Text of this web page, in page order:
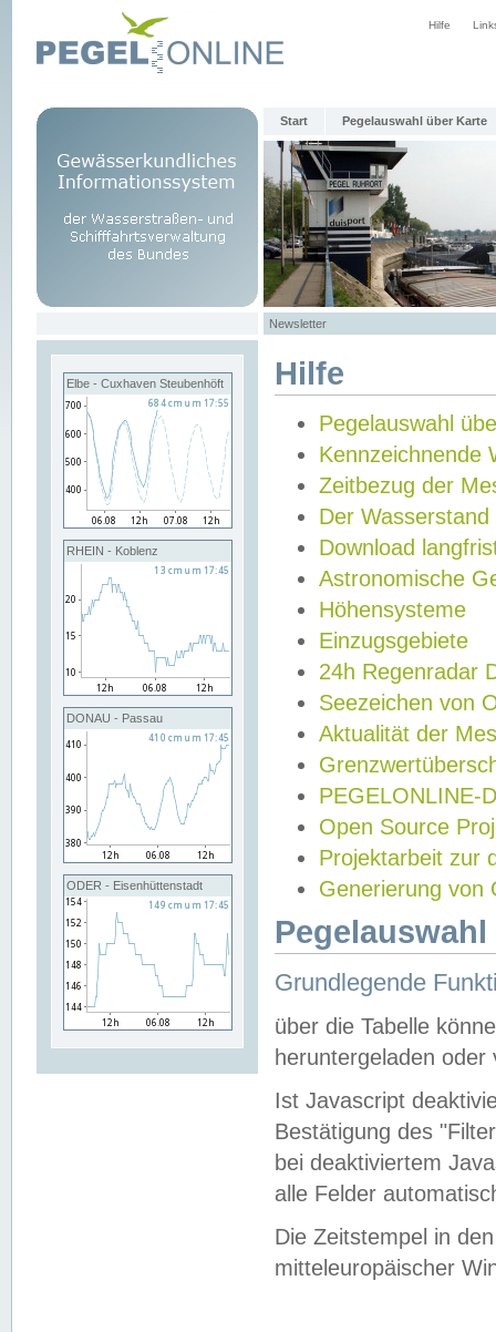
Hilfe
Start Pegelauswahl über Karte
Newsletter
Elbe - Cuxhaven Steubenhöft
RHEIN - Koblenz
DONAU - Passau
ODER - Eisenhüttenstadt
Hilfe
Pegelauswahl
Kennzeichnende
Zeitbezug der
Der Wasserstand
Download
Astronomische
Höhensysteme
Einzugsgebiete
24h Regenradar
Seezeichen von
Aktualität der
PEGELONLINE-
Open Source
Projektarbeit zur
Generierung von
Grundlegende
über die Tabelle
heruntergeladen oder
Ist Javascript
Bestätigung des
bei deaktiviertem
alle Felder
Die Zeitstempel in
mitteleuropäischer